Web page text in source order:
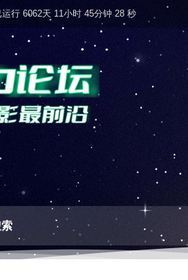
行 6062天 11小时 45分钟 29 秒